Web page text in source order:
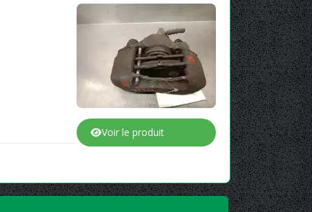
Voir le produit